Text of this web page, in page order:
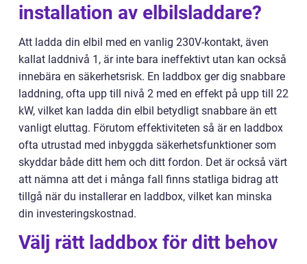
installation av elbilsladdare?
Att ladda din elbil med en vanlig 230V-kontakt, även
kallat laddnivå 1, är inte bara ineffektivt utan kan också
innebära en säkerhetsrisk. En laddbox ger dig snabbare
laddning, ofta upp till nivå 2 med en effekt på upp till 22
kW, vilket kan ladda din elbil betydligt snabbare än ett
vanligt eluttag. Förutom effektiviteten så är en laddbox
ofta utrustad med inbyggda säkerhetsfunktioner som
skyddar både ditt hem och ditt fordon. Det är också värt
att nämna att det i många fall finns statliga bidrag att
tillgå när du installerar en laddbox, vilket kan minska
din investeringskostnad.
Välj rätt laddbox för ditt behov